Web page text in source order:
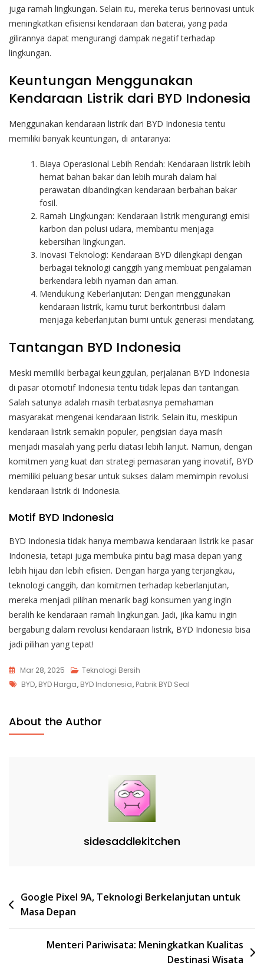
juga ramah lingkungan. Selain itu, mereka terus berinovasi untuk
meningkatkan efisiensi kendaraan dan baterai, yang pada
gilirannya dapat mengurangi dampak negatif terhadap
lingkungan.
Keuntungan Menggunakan
Kendaraan Listrik dari BYD Indonesia
Menggunakan kendaraan listrik dari BYD Indonesia tentu
memiliki banyak keuntungan, di antaranya:
Biaya Operasional Lebih Rendah: Kendaraan listrik lebih
hemat bahan bakar dan lebih murah dalam hal
perawatan dibandingkan kendaraan berbahan bakar
fosil.
Ramah Lingkungan: Kendaraan listrik mengurangi emisi
karbon dan polusi udara, membantu menjaga
kebersihan lingkungan.
Inovasi Teknologi: Kendaraan BYD dilengkapi dengan
berbagai teknologi canggih yang membuat pengalaman
berkendara lebih nyaman dan aman.
Mendukung Keberlanjutan: Dengan menggunakan
kendaraan listrik, kamu turut berkontribusi dalam
menjaga keberlanjutan bumi untuk generasi mendatang.
Tantangan BYD Indonesia
Meski memiliki berbagai keunggulan, perjalanan BYD Indonesia
di pasar otomotif Indonesia tentu tidak lepas dari tantangan.
Salah satunya adalah masih terbatasnya pemahaman
masyarakat mengenai kendaraan listrik. Selain itu, meskipun
kendaraan listrik semakin populer, pengisian daya masih
menjadi masalah yang perlu diatasi lebih lanjut. Namun, dengan
komitmen yang kuat dan strategi pemasaran yang inovatif, BYD
memiliki peluang besar untuk sukses dalam memimpin revolusi
kendaraan listrik di Indonesia.
Motif BYD Indonesia
BYD Indonesia tidak hanya membawa kendaraan listrik ke pasar
Indonesia, tetapi juga membuka pintu bagi masa depan yang
lebih hijau dan lebih efisien. Dengan harga yang terjangkau,
teknologi canggih, dan komitmen terhadap keberlanjutan,
mereka menjadi pilihan menarik bagi konsumen yang ingin
beralih ke kendaraan ramah lingkungan. Jadi, jika kamu ingin
bergabung dalam revolusi kendaraan listrik, BYD Indonesia bisa
jadi pilihan yang tepat!
Mar 28, 2025
Teknologi Bersih
Tags
BYD, BYD Harga, BYD Indonesia, Pabrik BYD Seal
About the Author
sidesaddlekitchen
Post
navigation
Google Pixel 9A, Teknologi Berkelanjutan untuk
Masa Depan
Menteri Pariwisata: Meningkatkan Kualitas
Destinasi Wisata